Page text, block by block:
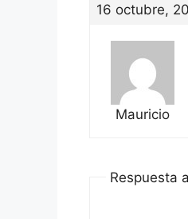
16 octubre,
Mauricio
Respuesta